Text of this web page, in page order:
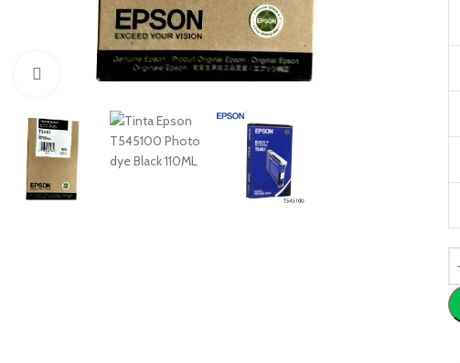
Haga Click para agrandar